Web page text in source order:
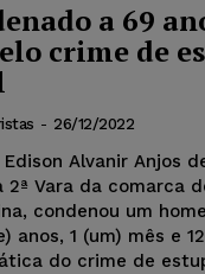
a 69
crime de
- 26/12/2022
Alvanir Anjos
Vara da comarca
condenou um
anos, 1 (um) mês e
do crime de